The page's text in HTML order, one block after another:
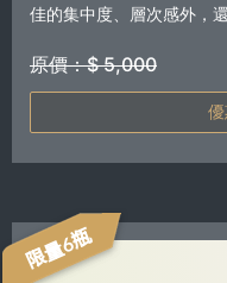
佳的集中度、層次感外，
原價：$ 5,000
限量6瓶